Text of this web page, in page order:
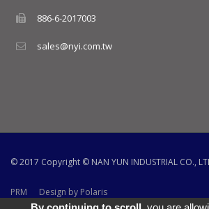
886-6-2017003
sales@nyi.com.tw
© 2017 Copyright © NAN YUN INDUSTRIAL CO.,
PRM
Design by Polaris